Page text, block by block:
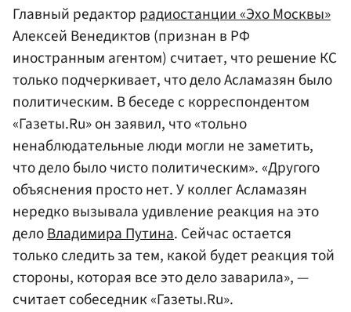
Главный редактор радиостанции «Эхо Москвы»
Алексей Венедиктов (признан в РФ
иностранным агентом) считает, что решение КС
только подчеркивает, что дело Асламазян было
политическим. В беседе с корреспондентом
«Газеты.Ru» он заявил, что «тольно
ненаблюдательные люди могли не заметить,
что дело было чисто политическим». «Другого
объяснения просто нет. У коллег Асламазян
нередко вызывала удивление реакция на это
делоВладимира Путина. Сейчас остается
только следить за тем, какой будет реакция той
стороны, которая все это дело заварила», —
считает собеседник «Газеты.Ru».